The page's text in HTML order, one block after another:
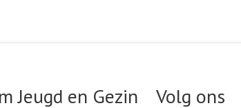
Jeugd en Gezin Volg ons